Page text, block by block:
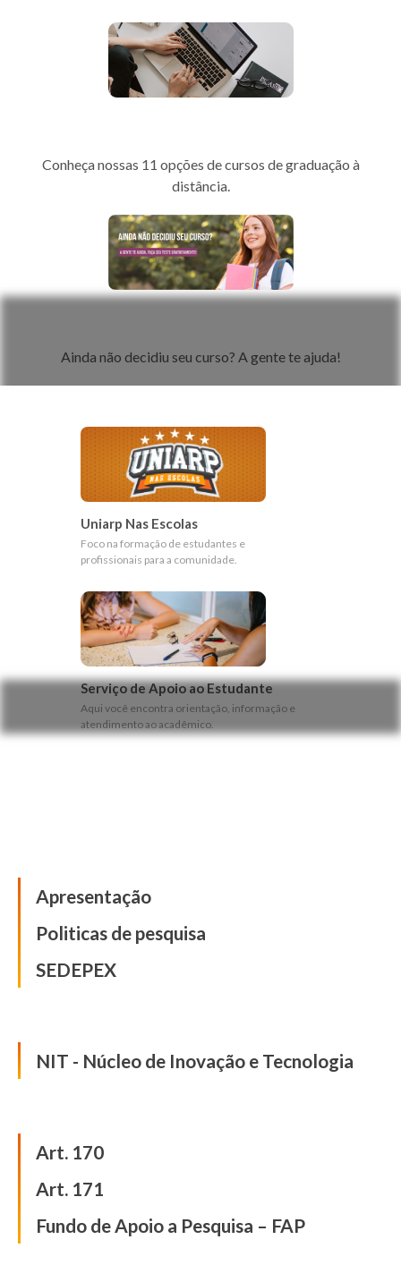
Ainda não decidiu seu curso? A gente te ajuda!
Conheça nossas 11 opções de cursos de graduação à
distância.
Serviço de Apoio ao Estudante
Aqui você encontra orientação, informação e
atendimento ao acadêmico.
Uniarp Nas Escolas
Foco na formação de estudantes e
profissionais para a comunidade.
Apresentação
Politicas de pesquisa
SEDEPEX
NIT - Núcleo de Inovação e Tecnologia
Art. 170
Art. 171
Fundo de Apoio a Pesquisa – FAP